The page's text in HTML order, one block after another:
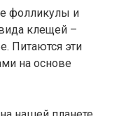
фолликулы и
клещей –
Питаются эти
на основе